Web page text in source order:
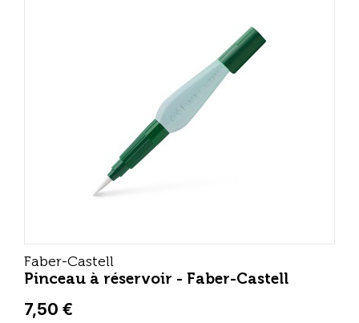
Faber-Castell
Pinceau à réservoir - Faber-Castell
7,50 €